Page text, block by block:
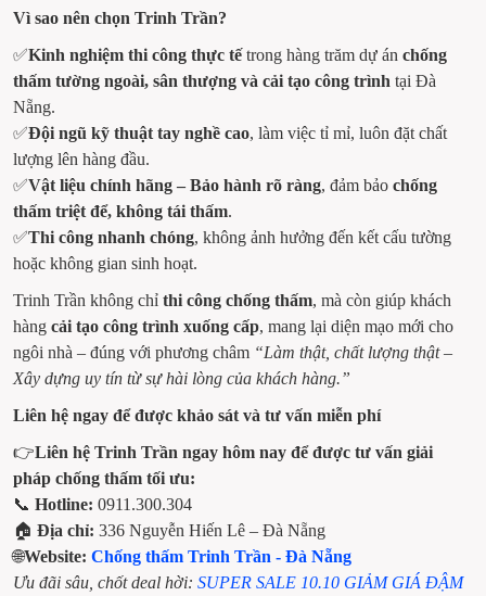
Vì sao nên chọn Trinh Trần?
✅Kinh nghiệm thi công thực tế trong hàng trăm dự án chống
thấm tường ngoài, sân thượng và cải tạo công trình tại Đà
Nẵng.
✅Đội ngũ kỹ thuật tay nghề cao, làm việc tỉ mỉ, luôn đặt chất
lượng lên hàng đầu.
✅Vật liệu chính hãng – Bảo hành rõ ràng, đảm bảo chống
thấm triệt để, không tái thấm.
✅Thi công nhanh chóng, không ảnh hưởng đến kết cấu tường
hoặc không gian sinh hoạt.
Trinh Trần không chỉ thi công chống thấm, mà còn giúp khách
hàng cải tạo công trình xuống cấp, mang lại diện mạo mới cho
ngôi nhà – đúng với phương châm “Làm thật, chất lượng thật –
Xây dựng uy tín từ sự hài lòng của khách hàng.”
Liên hệ ngay để được khảo sát và tư vấn miễn phí
👉Liên hệ Trinh Trần ngay hôm nay để được tư vấn giải
pháp chống thấm tối ưu:
📞 Hotline: 0911.300.304
🏠 Địa chỉ: 336 Nguyễn Hiến Lê – Đà Nẵng
🌐Website: Chống thấm Trinh Trần - Đà Nẵng
Ưu đãi sâu, chốt deal hời: SUPER SALE 10.10 GIẢM GIÁ ĐẬM